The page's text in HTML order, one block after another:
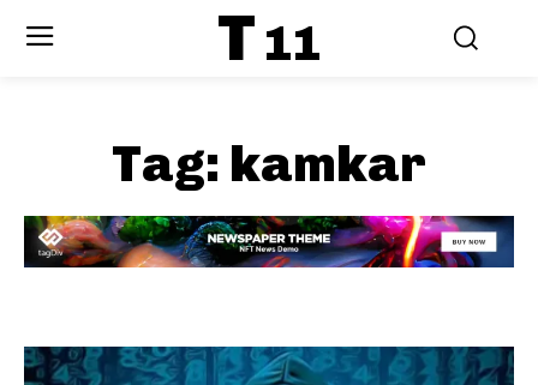
T 11
Tag: kamkar